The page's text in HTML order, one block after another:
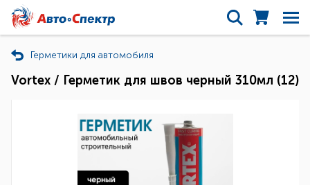
Герметики для автомобиля
Vortex / Герметик для швов черный 310мл (12)